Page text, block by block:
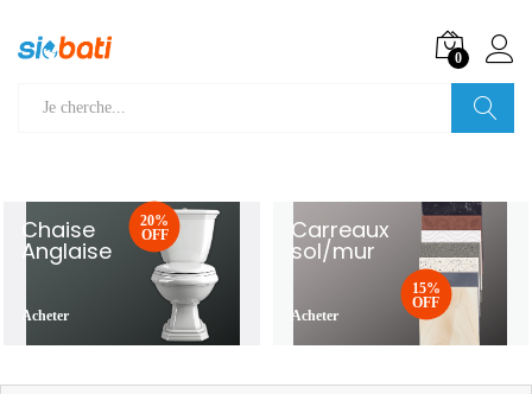
0
Chaise
Anglaise
Acheter
20%
OFF
Carreaux
sol/mur
Acheter
15%
OFF